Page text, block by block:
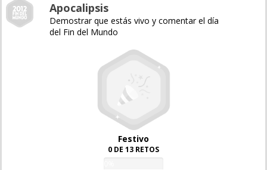
Apocalipsis
Demostrar que estás vivo y comentar el día
del Fin del Mundo
Festivo
0 DE 13 RETOS